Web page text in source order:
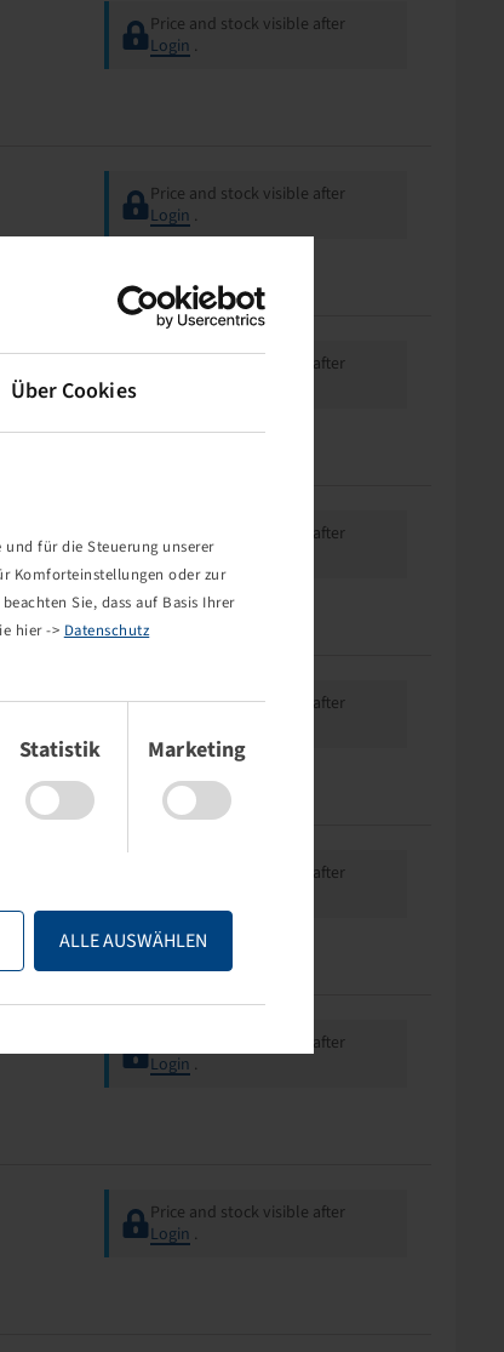
Über Cookies
für die Steuerung unserer
Komforteinstellungen oder zur
Sie, dass auf Basis Ihrer
hier -> Datenschutz
Statistik Marketing
ALLE AUSWÄHLEN
Price and stock visible after
Login .
Price and stock visible after
Login .
Price and stock visible after
Price and stock visible after
Login.
Price and stock visible after
Price and stock visible after
Price and stock visible after
Login .
Price and stock visible after
Login .